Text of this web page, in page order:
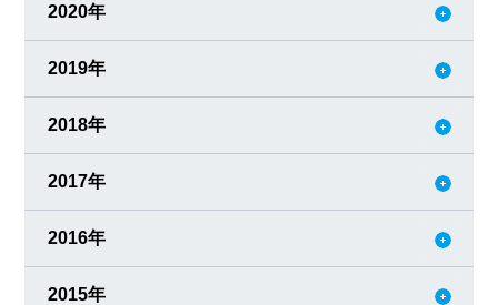
2020年
2019年
2018年
2017年
2016年
2015年